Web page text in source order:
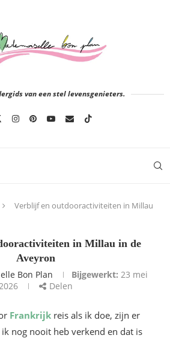
van een stel levensgenieters.
Verblijf en outdooractiviteiten in Millau
in Millau in de
Aveyron
Bon Plan Bijgewerkt: 23 mei
Delen
Frankrijk reis als ik doe, zijn er
nog nooit heb verkend en dat is